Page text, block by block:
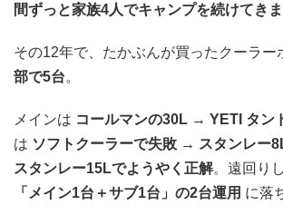
間ずっと家族4人でキャンプを続けてき
その12年で、たかぶんが買ったクーラ
部で5台。
メインは コールマンの30L → YETI タン
は ソフトクーラーで失敗 → スタンレー
スタンレー15Lでようやく正解。遠回り
「メイン1台＋サブ1台」の2台運用 に落